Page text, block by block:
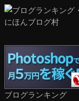
にほんブログ村
ブログランキング